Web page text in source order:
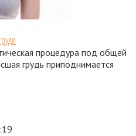
процедура под общей
грудь приподнимается